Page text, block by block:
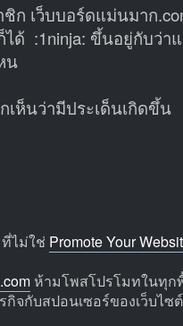
ก เว็บบอร์ดแม่นมาก
ด้ :1ninja: ขึ้นอยู่กับว่า
น
ห็นว่ามีประเด็นเกิดขึ้น
ไม่ใช่ Promote Your
ห้ามโพสโปรโมทในทุก
กับสปอนเซอร์ของเว็บไซต์